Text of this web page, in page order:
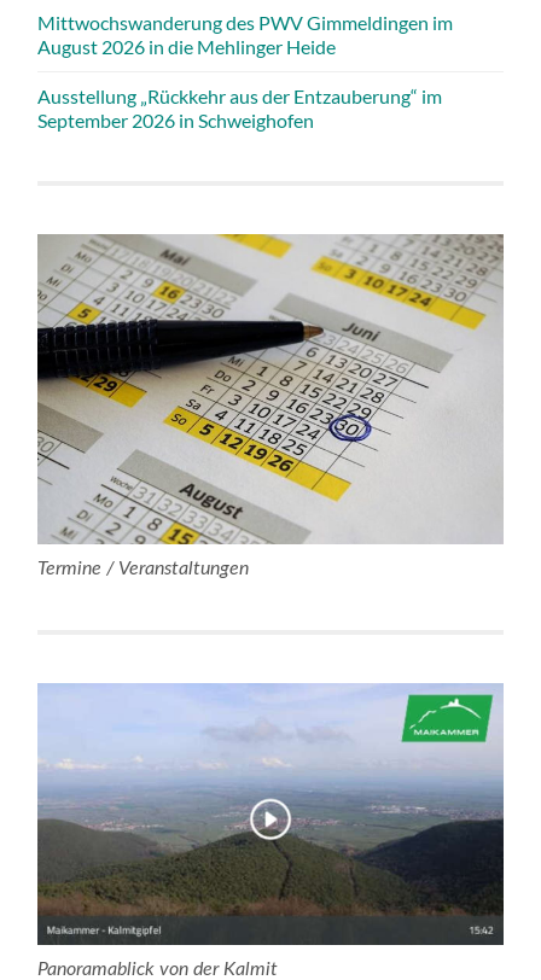
Mittwochswanderung des PWV Gimmeldingen im
August 2026 in die Mehlinger Heide
Ausstellung „Rückkehr aus der Entzauberung“ im
September 2026 in Schweighofen
Termine / Veranstaltungen
Panoramablick von der Kalmit